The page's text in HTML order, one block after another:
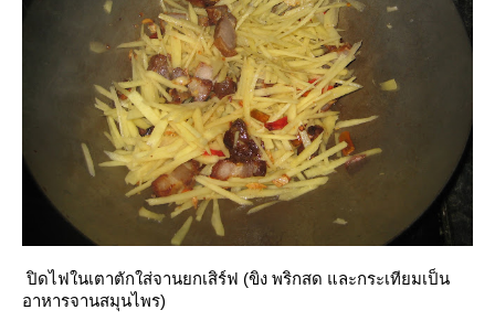
ปิดไฟในเตาตักใส่จานยกเสิร์ฟ (ขิง พริกสด และกระเทียมเป็น
อาหารจานสมุนไพร)